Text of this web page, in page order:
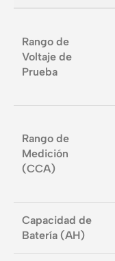
Rango de
Voltaje de
Prueba
Rango de
Medición
(CCA)
Capacidad de
Batería (AH)